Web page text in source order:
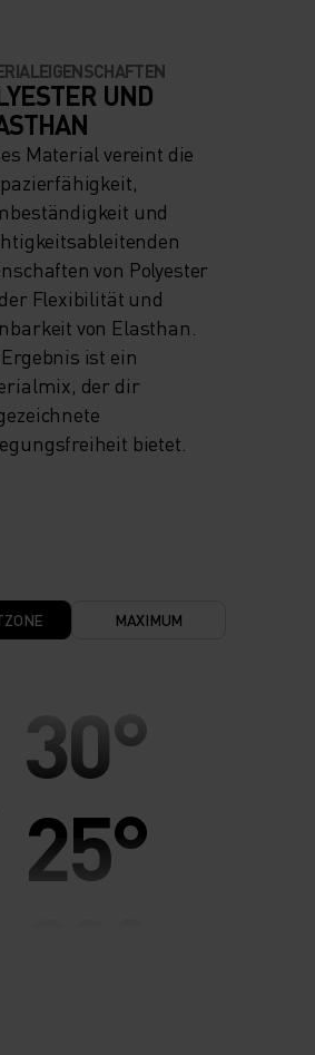
UND
Material vereint die
und
von Polyester
Flexibilität und
von Elasthan.
ist ein
der dir
bietet.
MAXIMUM
30°
25°